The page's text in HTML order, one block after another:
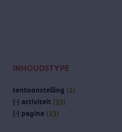
INHOUDSTYPE
tentoonstelling (1)
(-) activiteit (33)
(-) pagina (23)